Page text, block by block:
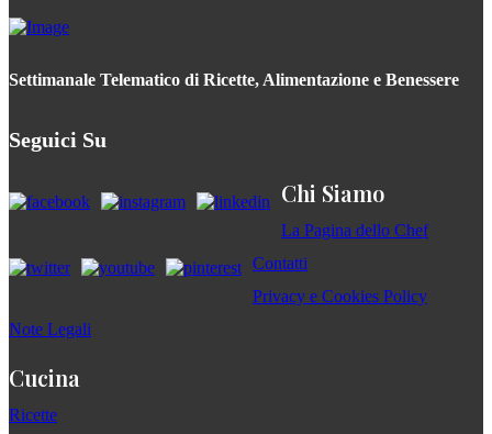
Settimanale Telematico di Ricette, Alimentazione e Benessere
Seguici Su
Chi Siamo
La Pagina dello Chef
Contatti
Privacy e Cookies Policy
Note Legali
Cucina
Ricette